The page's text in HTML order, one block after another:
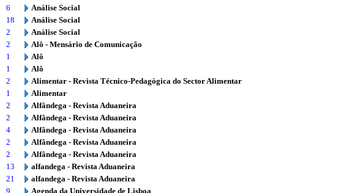
6
Análise Social
18
Análise Social
2
Análise Social
2
Alô - Mensário de Comunicação
1
Alô
1
Alô
2
Alimentar - Revista Técnico-Pedagógica do Sector Alimentar
1
Alimentar
2
Alfândega - Revista Aduaneira
2
Alfândega - Revista Aduaneira
4
Alfândega - Revista Aduaneira
2
Alfândega - Revista Aduaneira
2
Alfândega - Revista Aduaneira
13
alfandega - Revista Aduaneira
21
alfandega - Revista Aduaneira
9
Agenda da Universidade de Lisboa